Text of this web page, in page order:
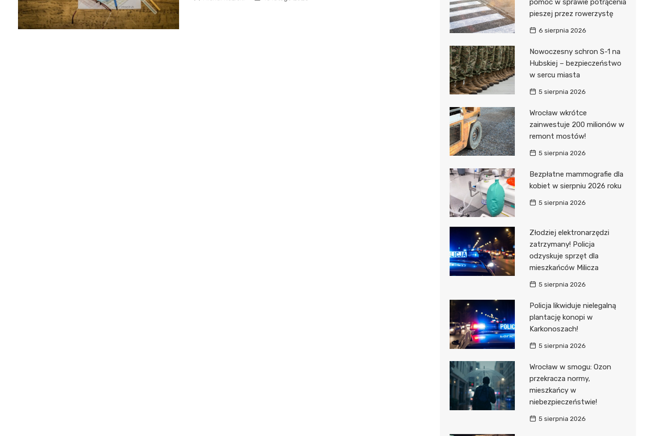
pomoc w sprawie potrącenia
pieszej przez rowerzystę
6 sierpnia 2026
Nowoczesny schron S-1 na
Hubskiej – bezpieczeństwo
w sercu miasta
5 sierpnia 2026
Wrocław wkrótce
zainwestuje 200 milionów w
remont mostów!
5 sierpnia 2026
Bezpłatne mammografie dla
kobiet w sierpniu 2026 roku
5 sierpnia 2026
Złodziej elektronarzędzi
zatrzymany! Policja
odzyskuje sprzęt dla
mieszkańców Milicza
5 sierpnia 2026
Policja likwiduje nielegalną
plantację konopi w
Karkonoszach!
5 sierpnia 2026
Wrocław w smogu: Ozon
przekracza normy,
mieszkańcy w
niebezpieczeństwie!
5 sierpnia 2026